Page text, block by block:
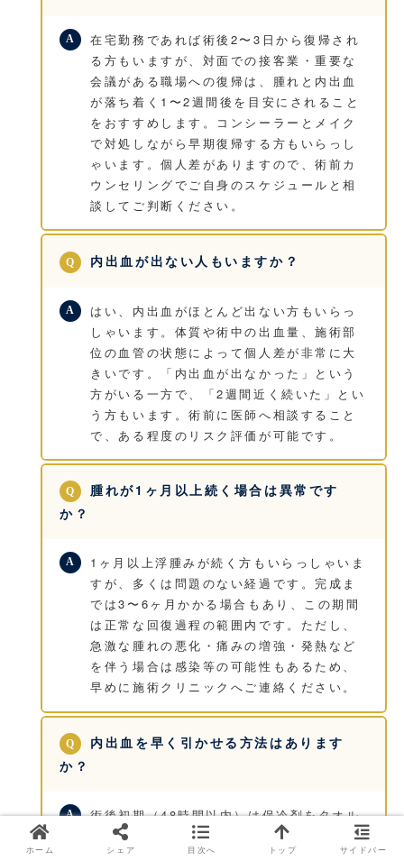
在宅勤務であれば術後2〜3日から復帰され
る方もいますが、対面での接客業・重要な
会議がある職場への復帰は、腫れと内出血
が落ち着く1〜2週間後を目安にされること
をおすすめします。コンシーラーとメイク
で対処しながら早期復帰する方もいらっし
ゃいます。個人差がありますので、術前カ
ウンセリングでご自身のスケジュールと相
談してご判断ください。
内出血が出ない人もいますか？
はい、内出血がほとんど出ない方もいらっ
しゃいます。体質や術中の出血量、施術部
位の血管の状態によって個人差が非常に大
きいです。「内出血が出なかった」という
方がいる一方で、「2週間近く続いた」とい
う方もいます。術前に医師へ相談すること
で、ある程度のリスク評価が可能です。
腫れが1ヶ月以上続く場合は異常です
か？
1ヶ月以上浮腫みが続く方もいらっしゃいま
すが、多くは問題のない経過です。完成ま
では3〜6ヶ月かかる場合もあり、この期間
は正常な回復過程の範囲内です。ただし、
急激な腫れの悪化・痛みの増強・発熱など
を伴う場合は感染等の可能性もあるため、
早めに施術クリニックへご連絡ください。
内出血を早く引かせる方法はあります
か？
術後初期（48時間以内）は保冷剤をタオル
に包んで冷却することが有効とされていま
す。ただし、直接氷を当てたり長時間冷や
ホーム シェア 目次へ トップ サイドバー